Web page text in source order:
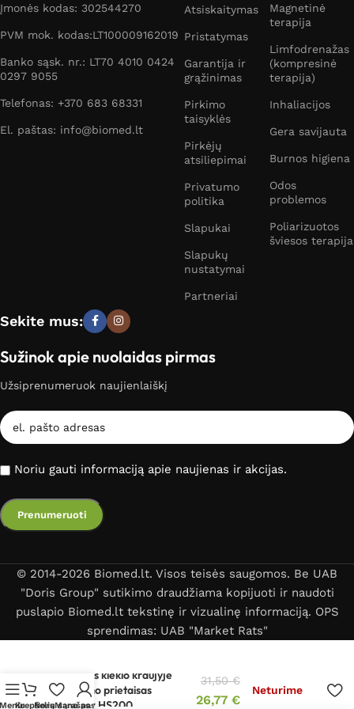
Įmonės kodas: 302544270
PVM mok. kodas:LT100009162019
Banko sąsk. nr.: LT70 4010 0424
0297 9055
Telefonas: +370 683 68331
El. paštas: info@biomed.lt
Atsiskaitymas
Pristatymas
Garantija ir
grąžinimas
Pirkimo
taisyklės
Pirkėjų
atsiliepimai
Privatumo
politika
Slapukai
Slapukų
nustatymai
Partneriai
Magnetinė
terapija
Limfodrenažas
(kompresinė
terapija)
Inhaliacijos
Gera savijauta
Burnos higiena
Odos
problemos
Poliarizuotos
šviesos terapija
Sekite mus:
Sužinok apie nuolaidas pirmas
Užsiprenumeruok naujienlaiškį
Noriu gauti informaciją apie naujienas ir akcijas.
© 2014-2026 Biomed.lt. Visos teisės saugomos. Be UAB
"Doris Group" sutikimo draudžiama kopijuoti ir naudoti
puslapio Biomed.lt tekstinę ir vizualinę informaciją. OPS
sprendimas: UAB "Market Rats"
MeniuKrepšelisNorų sąrašas
Mano paskyra
Gliukozės kiekio kraujyje
matavimo prietaisas
Rossmax HS200
31,50€
26,77 €
Neturime